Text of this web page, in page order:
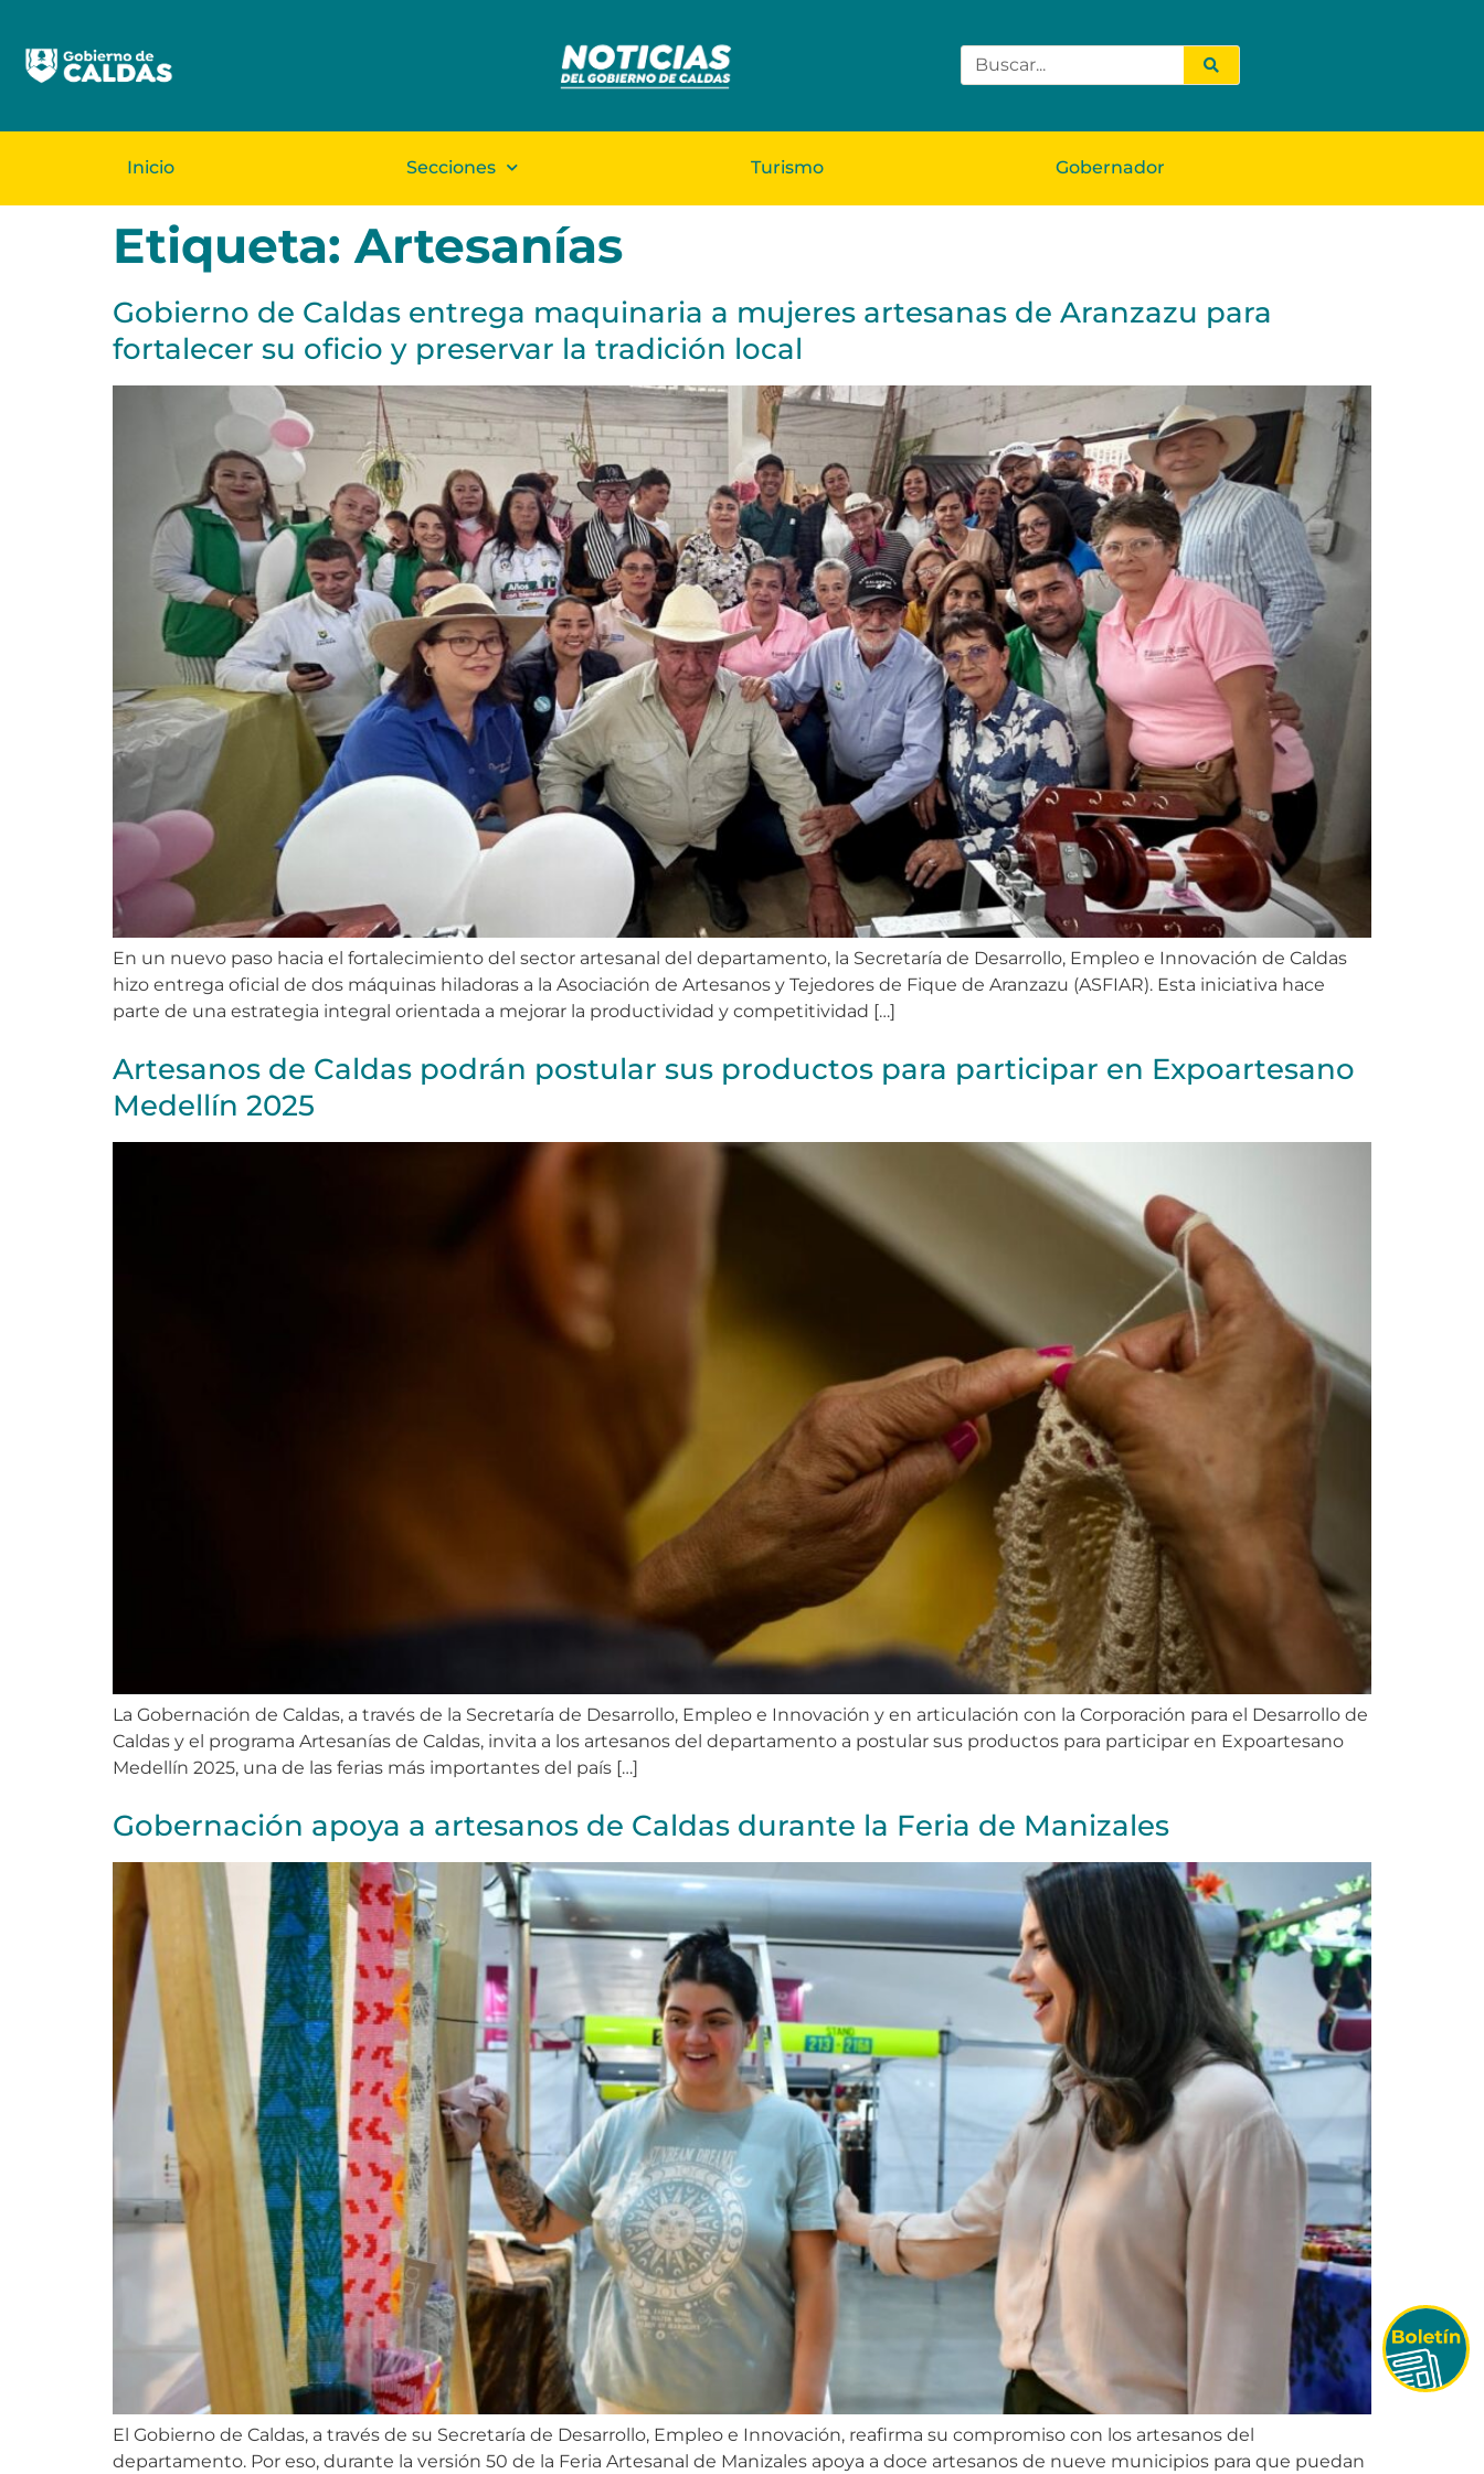
Inicio Secciones Turismo Gobernador
Etiqueta:Artesanías
Gobierno de Caldas entrega maquinaria a mujeres artesanas de Aranzazu para
fortalecer su oficio y preservar la tradición local
En un nuevo paso hacia el fortalecimiento del sector artesanal del departamento, la Secretaría de Desarrollo, Empleo e Innovación de Caldas
hizo entrega oficial de dos máquinas hiladoras a la Asociación de Artesanos y Tejedores de Fique de Aranzazu (ASFIAR). Esta iniciativa hace
parte de una estrategia integral orientada a mejorar la productividad y competitividad […]
Artesanos de Caldas podrán postular sus productos para participar en Expoartesano
Medellín 2025
La Gobernación de Caldas, a través de la Secretaría de Desarrollo, Empleo e Innovación y en articulación con la Corporación para el Desarrollo de
Caldas y el programa Artesanías de Caldas, invita a los artesanos del departamento a postular sus productos para participar en Expoartesano
Medellín 2025, una de las ferias más importantes del país […]
Gobernación apoya a artesanos de Caldas durante la Feria de Manizales
El Gobierno de Caldas, a través de su Secretaría de Desarrollo, Empleo e Innovación, reafirma su compromiso con los artesanos del
departamento. Por eso, durante la versión 50 de la Feria Artesanal de Manizales apoya a doce artesanos de nueve municipios para que puedan